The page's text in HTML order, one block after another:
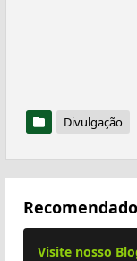
Divulgação
Visite nosso